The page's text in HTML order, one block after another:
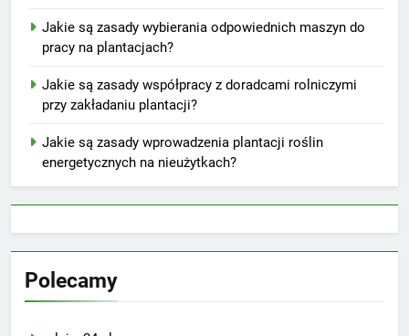
Jakie są zasady wybierania odpowiednich maszyn do
pracy na plantacjach?
Jakie są zasady współpracy z doradcami rolniczymi
przy zakładaniu plantacji?
Jakie są zasady wprowadzenia plantacji roślin
energetycznych na nieużytkach?
Polecamy